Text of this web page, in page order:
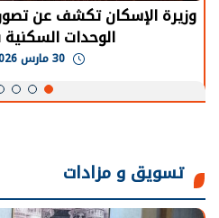
وزيرة الإسكان تكشف عن
الوحدات السكنية
تسويق و مزادات